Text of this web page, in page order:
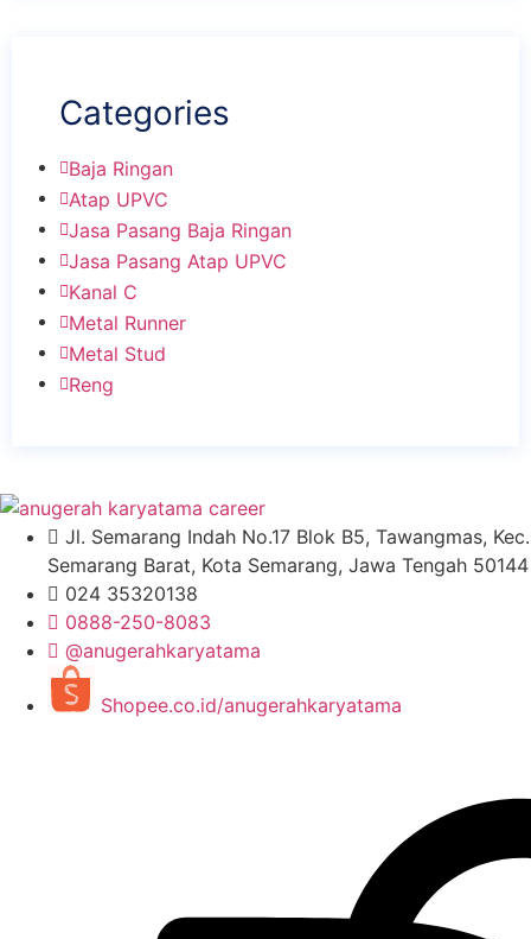
Categories
Baja Ringan
Atap UPVC
Jasa Pasang Baja Ringan
Jasa Pasang Atap UPVC
Kanal C
Metal Runner
Metal Stud
Reng
Jl. Semarang Indah No.17 Blok B5, Tawangmas, Kec.
Semarang Barat, Kota Semarang, Jawa Tengah 50144
024 35320138
0888-250-8083
@anugerahkaryatama
Shopee.co.id/anugerahkaryatama